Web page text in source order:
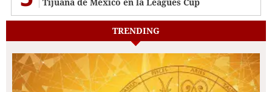
TRENDING